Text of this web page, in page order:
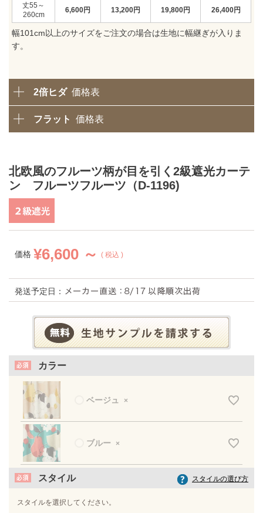
55～
260
6,600円 13,200円 19,800円 26,400円
幅101cm以上のサイズをご注文の場合は生地に幅継ぎが入りま
す。
2倍ヒダ 価格表
フラット 価格表
北欧風のフルーツ柄が目を引く2級遮光カーテ
ン フルーツフルーツ（D-1196)
価格 ¥6,600 ～ 税込
発送予定日：
カラー
ベージュ ×
ブルー ×
スタイル スタイルの選び方
スタイルを選択してください。